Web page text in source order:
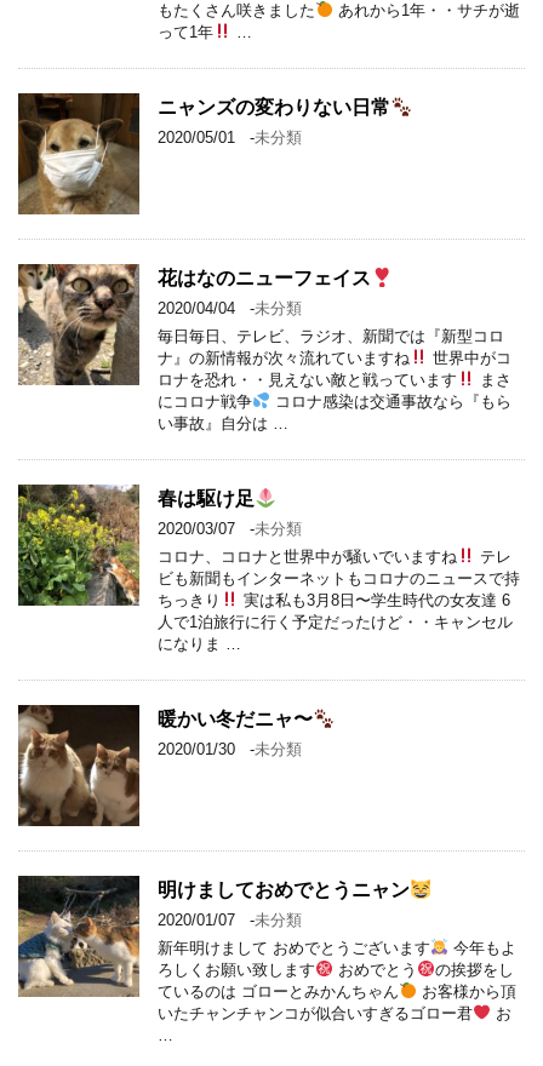
もたくさん咲きました
あれから1年・・サチが逝
って1年
…
ニャンズの変わりない日常
2020/05/01 -未分類
花はなのニューフェイス
2020/04/04 -未分類
毎日毎日、テレビ、ラジオ、新聞では『新型コロ
ナ』の新情報が次々流れていますね
世界中がコ
ロナを恐れ・・見えない敵と戦っています
まさ
にコロナ戦争
コロナ感染は交通事故なら『もら
い事故』自分は …
春は駆け足
2020/03/07 -未分類
コロナ、コロナと世界中が騒いでいますね
テレ
ビも新聞もインターネットもコロナのニュースで持
ちっきり
実は私も3月8日〜学生時代の女友達 6
人で1泊旅行に行く予定だったけど・・キャンセル
になりま …
暖かい冬だニャ〜
2020/01/30 -未分類
明けましておめでとうニャン
2020/01/07 -未分類
新年明けまして おめでとうございます
今年もよ
ろしくお願い致します
おめでとう
の挨拶をし
ているのは ゴローとみかんちゃん
お客様から頂
いたチャンチャンコが似合いすぎるゴロー君
お
…